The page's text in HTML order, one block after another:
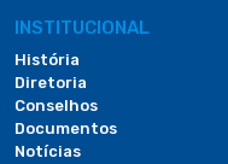
INSTITUCIONAL
História
Diretoria
Conselhos
Documentos
Notícias